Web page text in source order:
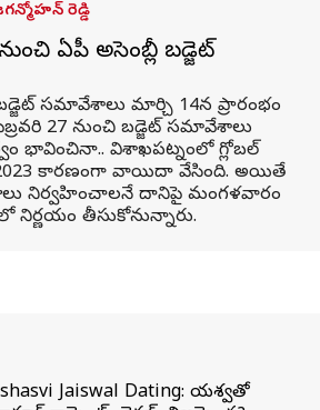
రెడ్డి
ఏపీ అసెంబ్లీ బడ్జెట్
సమావేశాలు మార్చి 14న ప్రారంభం
27 నుంచి బడ్జెట్ సమావేశాలు
భావించినా.. విశాఖపట్నంలో గ్లోబల్
2023 కారణంగా వాయిదా వేసింది. అయితే
నిర్వహించాలనే దానిపై మంగళవారం
తీసుకోనున్నారు.
Jaiswal Dating: యశస్వితో